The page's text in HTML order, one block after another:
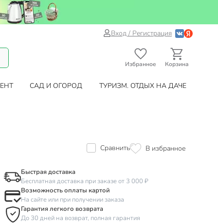
Вход / Регистрация
Избранное Корзина
САД И ОГОРОД ТУРИЗМ. ОТДЫХ НА ДАЧЕ
Сравнить В избранное
Быстрая доставка
Бесплатная доставка при заказе от 3 000 ₽
Возможность оплаты картой
На сайте или при получении заказа
Гарантия легкого возврата
До 30 дней на возврат, полная гарантия